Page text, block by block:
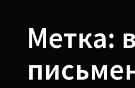
Метка: